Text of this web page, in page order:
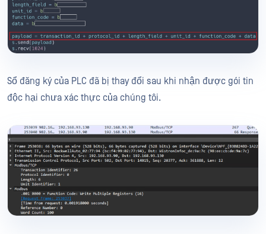
Sổ đăng ký của PLC đã bị thay đổi sau khi nhận được gói tin
độc hại chưa xác thực của chúng tôi.